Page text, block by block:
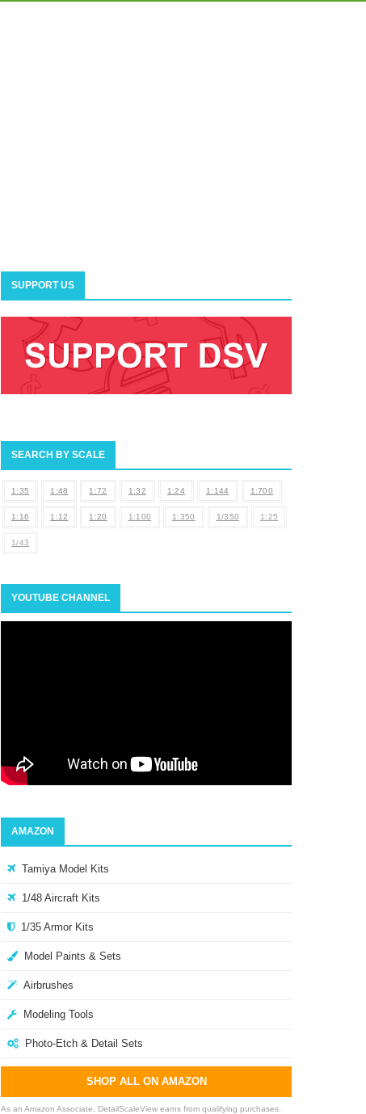
SUPPORT US
SEARCH BY SCALE
1:35 1:48 1:72 1:32 1:24 1:144 1:700
1:16 1:12 1:20 1:100 1:350 1/350 1:25
1/43
YOUTUBE CHANNEL
AMAZON
Tamiya Model Kits
1/48 Aircraft Kits
1/35 Armor Kits
Model Paints & Sets
Airbrushes
Modeling Tools
Photo-Etch & Detail Sets
SHOP ALL ON AMAZON
As an Amazon Associate, DetailScaleView earns from qualifying purchases.